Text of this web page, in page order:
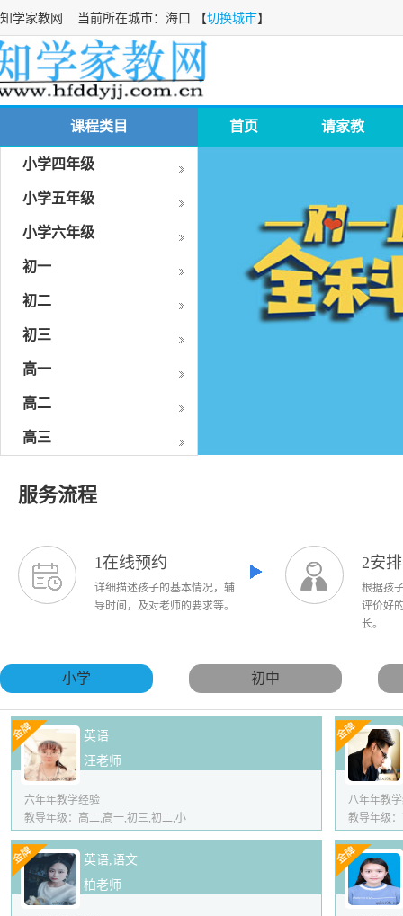
知学家教网 当前所在城市：海口 【切换城市】
课程类目 首页 请家教
小学四年级
小学五年级
小学六年级
初一
初二
初三
高一
高二
高三
服务流程
1在线预约
详细描述孩子的基本情况，辅
导时间，及对老师的要求等。
2安
根据孩
评价好
长。
小学 初中
英语
汪老师
六年年教学经验
教导年级：高二,高一,初三,初二,小
八年年教
教导年级
英语,语文
柏老师